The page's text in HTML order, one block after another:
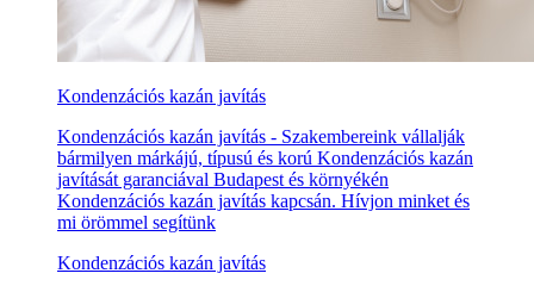
Kondenzációs kazán javítás
Kondenzációs kazán javítás - Szakembereink vállalják
bármilyen márkájú, típusú és korú Kondenzációs kazán
javítását garanciával Budapest és környékén
Kondenzációs kazán javítás kapcsán. Hívjon minket és
mi örömmel segítünk
Kondenzációs kazán javítás